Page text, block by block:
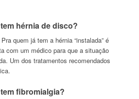
hérnia de disco?
quem já tem a hérnia “instalada” é
com um médico para que a situação
Um dos tratamentos recomendados
fibromialgia?